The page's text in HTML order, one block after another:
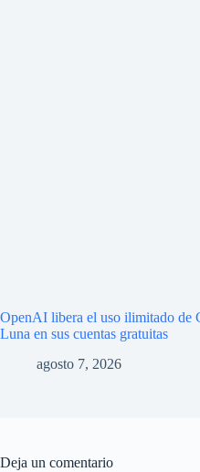
OpenAI libera el uso ilimitado de
Luna en sus cuentas gratuitas
agosto 7, 2026
Deja un comentario